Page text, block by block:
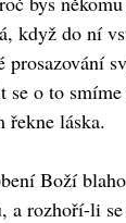
když do ní
se o to
řekne láska.
Boží
a rozhoří-li